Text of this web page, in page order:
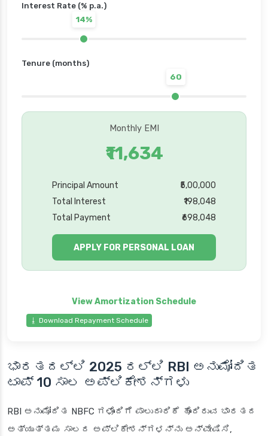
Interest Rate (% p.a.)
14%
Tenure (months)
60
Monthly EMI
₹11,634
Principal Amount
₹5,00,000
Total Interest
₹198,048
Total Payment
₹698,048
APPLY FOR PERSONAL LOAN
⭳ Download Repayment Schedule
ಭಾರತದಲ್ಲಿ 2025 ರಲ್ಲಿ RBI ಅನುಮೋದಿತ
ಟಾಪ್ 10 ಸಾಲ ಅಪ್ಲಿಕೇಶನ್‌ಗಳು
RBI ಅನುಮೋದಿತ NBFC ಗಳೊಂದಿಗೆ ಪಾಲುದಾರಿಕೆ ಹೊಂದಿರುವ ಭಾರತದ
ಅತ್ಯುತ್ತಮ ಸಾಲದ ಅಪ್ಲಿಕೇಶನ್‌ಗಳನ್ನು ಅನ್ವೇಷಿಸಿ,